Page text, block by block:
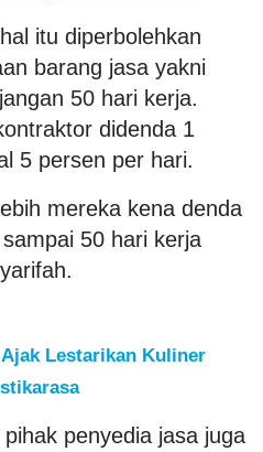
itu diperbolehkan
barang jasa yakni
50 hari kerja.
didenda 1
5 persen per hari.
mereka kena denda
50 hari kerja
Lestarikan Kuliner
penyedia jasa juga